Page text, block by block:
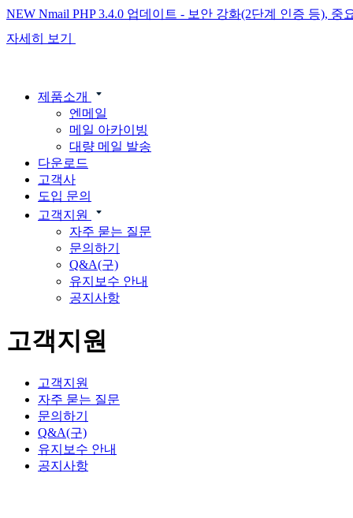
NEW Nmail PHP 3.4.0 업데이트 - 보안 강화(2단계 인증 등),
자세히 보기
제품소개
엔메일
메일 아카이빙
대량 메일 발송
다운로드
고객사
도입 문의
고객지원
자주 묻는 질문
문의하기
Q&A(구)
유지보수 안내
공지사항
고객지원
고객지원
자주 묻는 질문
문의하기
Q&A(구)
유지보수 안내
공지사항